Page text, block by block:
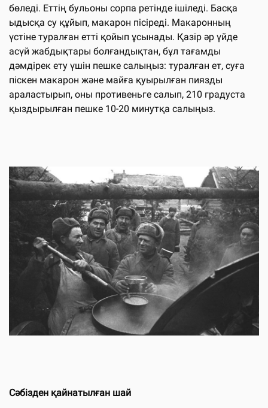
бөледі. Еттің бульоны сорпа ретінде ішіледі. Басқа
ыдысқа су құйып, макарон пісіреді. Макаронның
үстіне туралған етті қойып ұсынады. Қазір әр үйде
асүй жабдықтары болғандықтан, бұл тағамды
дәмдірек ету үшін пешке салыңыз: туралған ет, суға
піскен макарон және майға қуырылған пиязды
араластырып, оны противеньге салып, 210 градуста
қыздырылған пешке 10-20 минутқа салыңыз.
Сәбізден қайнатылған шай